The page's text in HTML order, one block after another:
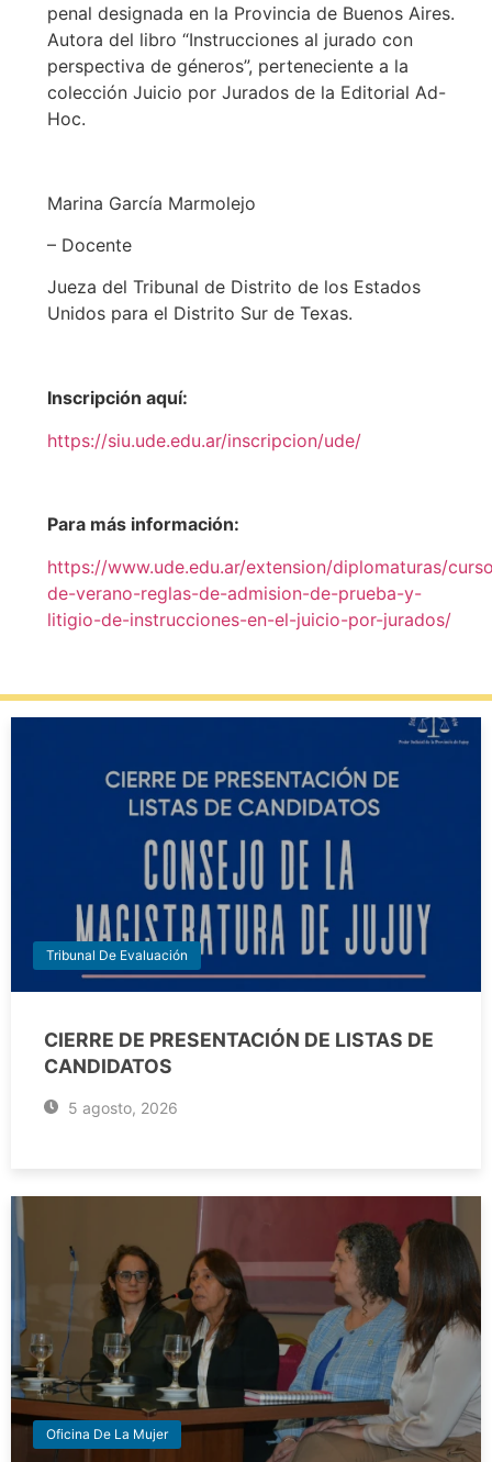
penal designada en la Provincia de Buenos Aires.
Autora del libro “Instrucciones al jurado con
perspectiva de géneros”, perteneciente a la
colección Juicio por Jurados de la Editorial Ad-
Hoc.
Marina García Marmolejo
– Docente
Jueza del Tribunal de Distrito de los Estados
Unidos para el Distrito Sur de Texas.
Inscripción aquí:
https://siu.ude.edu.ar/inscripcion/ude/
Para más información:
https://www.ude.edu.ar/extension/diplomaturas/
de-verano-reglas-de-admision-de-prueba-y-
litigio-de-instrucciones-en-el-juicio-por-jurados/
Tribunal De Evaluación
CIERRE DE PRESENTACIÓN DE LISTAS DE
CANDIDATOS
5 agosto, 2026
Oficina De La Mujer